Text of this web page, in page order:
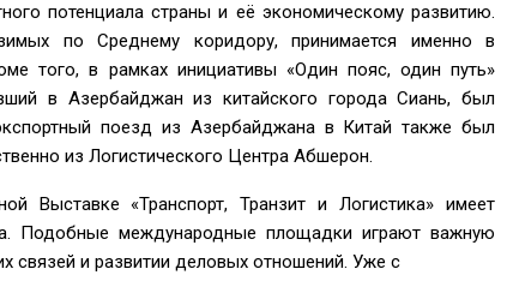
потенциала страны и её экономическому развитию.
по Среднему коридору, принимается именно в
того, в рамках инициативы «Один пояс, один путь»
в Азербайджан из китайского города Сиань, был
поезд из Азербайджана в Китай также был
из Логистического Центра Абшерон.
Выставке «Транспорт, Транзит и Логистика» имеет
Подобные международные площадки играют важную
связей и развитии деловых отношений. Уже с